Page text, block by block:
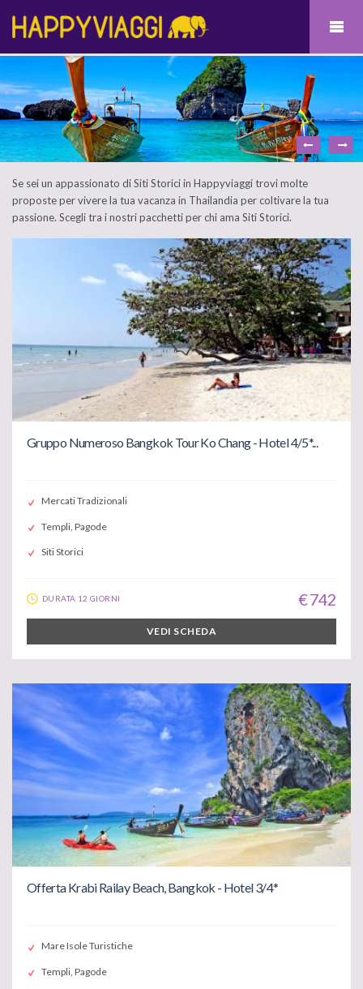
Se sei un appassionato di Siti Storici in Happyviaggi trovi molte
proposte per vivere la tua vacanza in Thailandia per coltivare la tua
passione. Scegli tra i nostri pacchetti per chi ama Siti Storici.
Gruppo Numeroso Bangkok Tour Ko Chang - Hotel 4/5*...
Mercati Tradizionali
Templi, Pagode
Siti Storici
DURATA 12 GIORNI € 742
VEDI SCHEDA
Offerta Krabi Railay Beach, Bangkok - Hotel 3/4*
Mare Isole Turistiche
Templi, Pagode